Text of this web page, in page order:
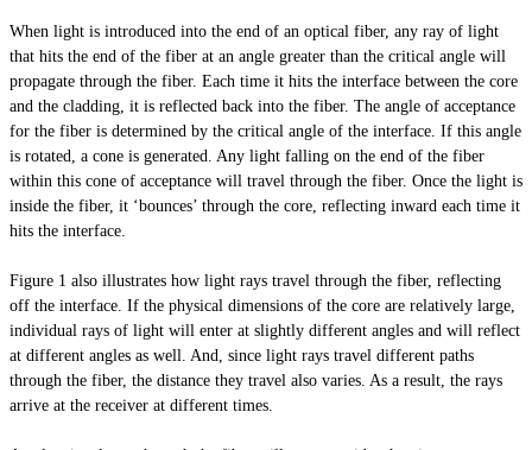
When light is introduced into the end of an optical fiber, any ray of light
that hits the end of the fiber at an angle greater than the critical angle will
propagate through the fiber. Each time it hits the interface between the core
and the cladding, it is reflected back into the fiber. The angle of acceptance
for the fiber is determined by the critical angle of the interface. If this angle
is rotated, a cone is generated. Any light falling on the end of the fiber
within this cone of acceptance will travel through the fiber. Once the light is
inside the fiber, it ‘bounces’ through the core, reflecting inward each time it
hits the interface.
Figure 1 also illustrates how light rays travel through the fiber, reflecting
off the interface. If the physical dimensions of the core are relatively large,
individual rays of light will enter at slightly different angles and will reflect
at different angles as well. And, since light rays travel different paths
through the fiber, the distance they travel also varies. As a result, the rays
arrive at the receiver at different times.